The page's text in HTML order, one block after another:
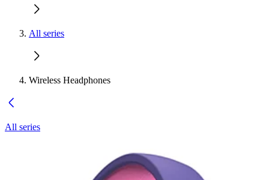
All series
Wireless Headphones
All series